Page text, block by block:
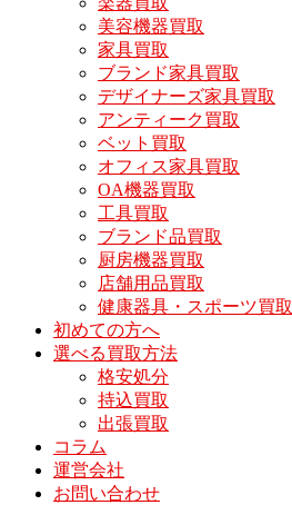
美容機器買取
家具買取
ブランド家具買取
デザイナーズ家具買取
アンティーク買取
ベット買取
オフィス家具買取
OA機器買取
工具買取
ブランド品買取
厨房機器買取
店舗用品買取
健康器具・スポーツ買取
初めての方へ
選べる買取方法
格安処分
持込買取
出張買取
コラム
運営会社
お問い合わせ